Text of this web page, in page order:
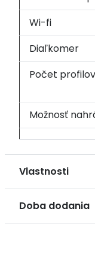
Wi-fi
Diaľkomer
Počet profilov
Možnosť
Vlastnosti
Doba dodania